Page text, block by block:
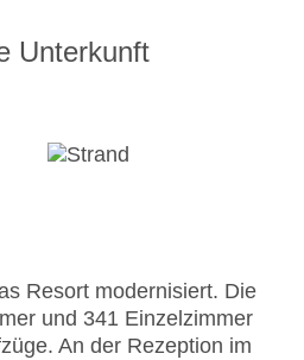
Unterkunft
Resort modernisiert. Die
und 341 Einzelzimmer
An der Rezeption im